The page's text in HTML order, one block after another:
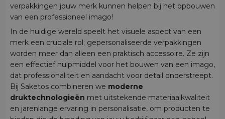
verpakkingen jouw merk kunnen helpen bij het opbouwen
van een professioneel imago!
In de huidige wereld speelt het visuele aspect van een
merk een cruciale rol; gepersonaliseerde verpakkingen
worden meer dan alleen een praktisch accessoire. Ze zijn
een effectief hulpmiddel voor het bouwen van een imago,
dat professionaliteit en aandacht voor detail onderstreept.
Bij Saketos combineren we moderne
druktechnologieën met uitstekende materiaalkwaliteit
en jarenlange ervaring in personalisatie, om producten te